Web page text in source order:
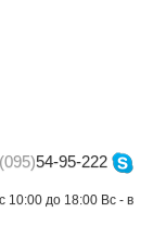
(095)54-95-222
10:00 до 18:00 Вс - в